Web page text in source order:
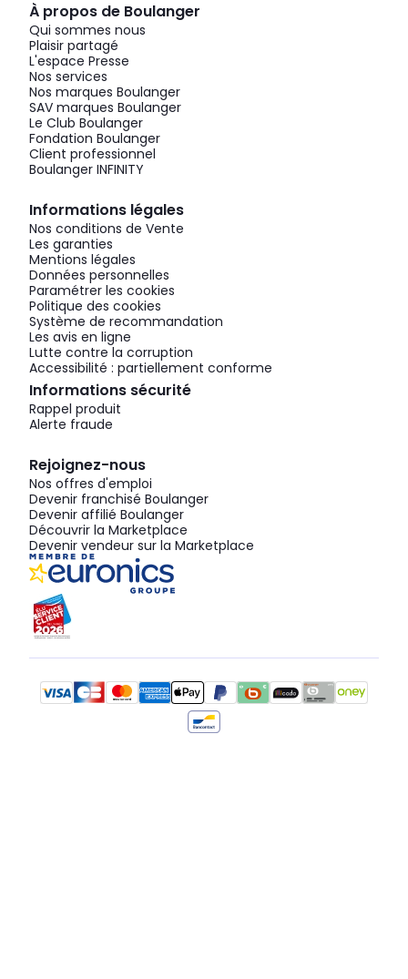
À propos de Boulanger
Qui sommes nous
Plaisir partagé
L'espace Presse
Nos services
Nos marques Boulanger
SAV marques Boulanger
Le Club Boulanger
Fondation Boulanger
Client professionnel
Boulanger INFINITY
Informations légales
Nos conditions de Vente
Les garanties
Mentions légales
Données personnelles
Paramétrer les cookies
Politique des cookies
Système de recommandation
Les avis en ligne
Lutte contre la corruption
Accessibilité : partiellement conforme
Informations sécurité
Rappel produit
Alerte fraude
Rejoignez-nous
Nos offres d'emploi
Devenir franchisé Boulanger
Devenir affilié Boulanger
Découvrir la Marketplace
Devenir vendeur sur la Marketplace